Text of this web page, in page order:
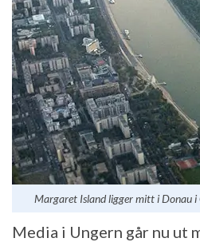
Margaret Island ligger mitt i Donau i
Media i Ungern går nu ut